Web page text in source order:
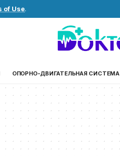
of Use.
ОПОРНО-ДВИГАТЕЛЬНАЯ СИСТЕМА